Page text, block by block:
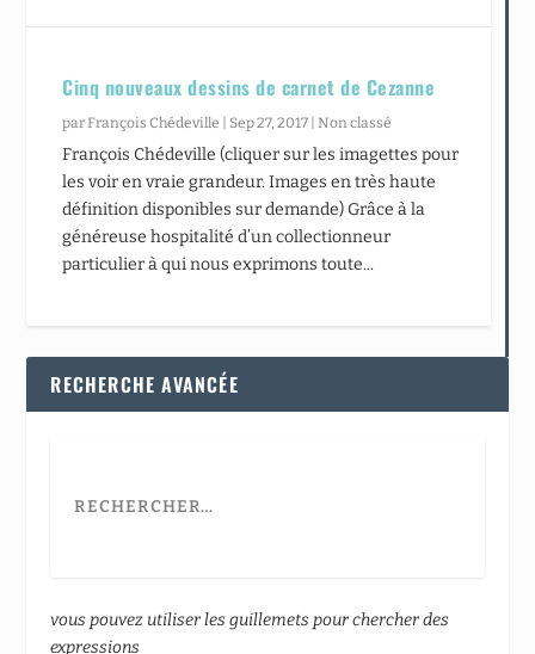
Cinq nouveaux dessins de carnet de Cezanne
par François Chédeville Sep 27, 2017 Non classé
François Chédeville (cliquer sur les imagettes pour
les voir en vraie grandeur. Images en très haute
définition disponibles sur demande) Grâce à la
généreuse hospitalité d’un collectionneur
particulier à qui nous exprimons toute...
RECHERCHE AVANCÉE
vous pouvez utiliser les guillemets pour chercher des
expressions